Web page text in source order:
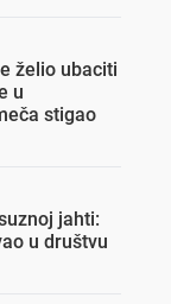
želio ubaciti
u
stigao
jahti:
u društvu